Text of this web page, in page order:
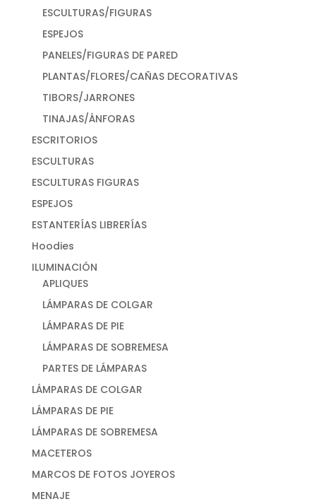
ESCULTURAS/FIGURAS
ESPEJOS
PANELES/FIGURAS DE PARED
PLANTAS/FLORES/CAÑAS DECORATIVAS
TIBORS/JARRONES
TINAJAS/ÁNFORAS
ESCRITORIOS
ESCULTURAS
ESCULTURAS FIGURAS
ESPEJOS
ESTANTERÍAS LIBRERÍAS
Hoodies
ILUMINACIÓN
APLIQUES
LÁMPARAS DE COLGAR
LÁMPARAS DE PIE
LÁMPARAS DE SOBREMESA
PARTES DE LÁMPARAS
LÁMPARAS DE COLGAR
LÁMPARAS DE PIE
LÁMPARAS DE SOBREMESA
MACETEROS
MARCOS DE FOTOS JOYEROS
MENAJE